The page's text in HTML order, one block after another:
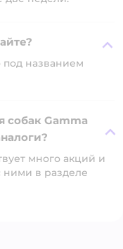
под названием
собак Gamma
много акций и
ними в разделе